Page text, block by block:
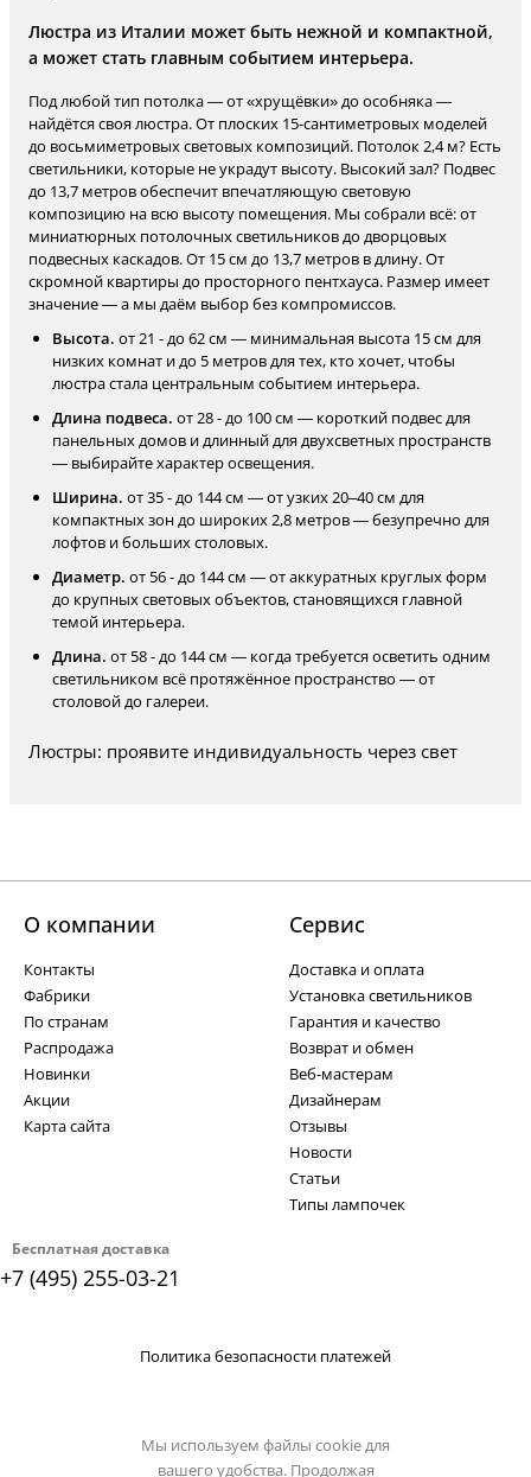
Люстра из Италии может быть нежной и компактной,
а может стать главным событием интерьера.
Под любой тип потолка — от «хрущёвки» до особняка —
найдётся своя люстра. От плоских 15-сантиметровых моделей
до восьмиметровых световых композиций. Потолок 2,4 м? Есть
светильники, которые не украдут высоту. Высокий зал? Подвес
до 13,7 метров обеспечит впечатляющую световую
композицию на всю высоту помещения. Мы собрали всё: от
миниатюрных потолочных светильников до дворцовых
подвесных каскадов. От 15 см до 13,7 метров в длину. От
скромной квартиры до просторного пентхауса. Размер имеет
значение — а мы даём выбор без компромиссов.
Высота. от 21 - до 62 см — минимальная высота 15 см для
низких комнат и до 5 метров для тех, кто хочет, чтобы
люстра стала центральным событием интерьера.
Длина подвеса. от 28 - до 100 см — короткий подвес для
панельных домов и длинный для двухсветных пространств
— выбирайте характер освещения.
Ширина. от 35 - до 144 см — от узких 20–40 см для
компактных зон до широких 2,8 метров — безупречно для
лофтов и больших столовых.
Диаметр. от 56 - до 144 см — от аккуратных круглых форм
до крупных световых объектов, становящихся главной
темой интерьера.
Длина. от 58 - до 144 см — когда требуется осветить одним
светильником всё протяжённое пространство — от
столовой до галереи.
Люстры: проявите индивидуальность через свет
Бесплатная доставка
+7 (495) 255-03-21
О компании
Контакты
Фабрики
По странам
Распродажа
Новинки
Акции
Карта сайта
Cервис
Доставка и оплата
Установка светильников
Гарантия и качество
Возврат и обмен
Веб-мастерам
Дизайнерам
Отзывы
Новости
Статьи
Типы лампочек
Политика безопасности платежей
Мы используем файлы cookie для
вашего удобства. Продолжая